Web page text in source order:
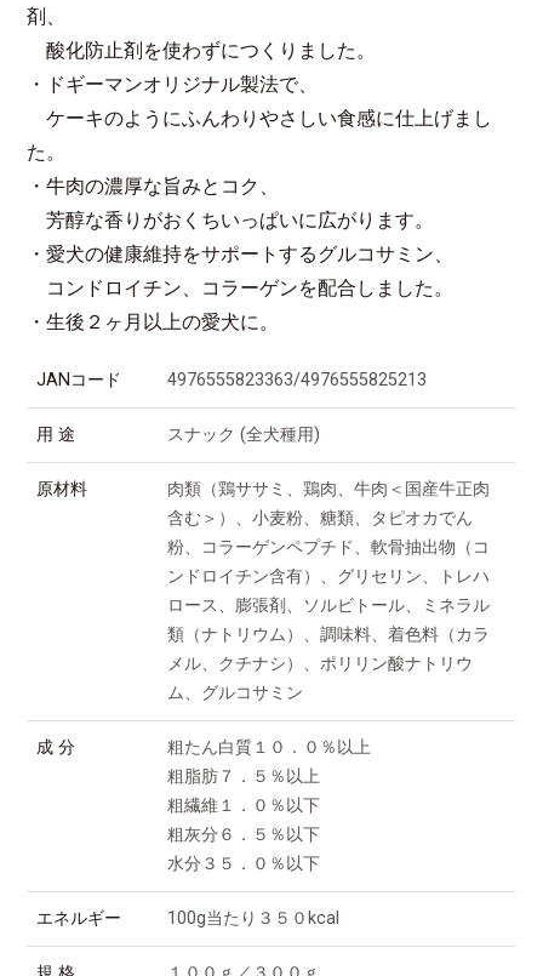
剤、
酸化防止剤を使わずにつくりました。
・ドギーマンオリジナル製法で、
ケーキのようにふんわりやさしい食感に仕上げまし
た。
・牛肉の濃厚な旨みとコク、
芳醇な香りがおくちいっぱいに広がります。
・愛犬の健康維持をサポートするグルコサミン、
コンドロイチン、コラーゲンを配合しました。
・生後２ヶ月以上の愛犬に。
JANコード 4976555823363/4976555825213
用 途 スナック (全犬種用)
原材料
肉類（鶏ササミ、鶏肉、牛肉＜国産牛正肉
含む＞）、小麦粉、糖類、タピオカでん
粉、コラーゲンペプチド、軟骨抽出物（コ
ンドロイチン含有）、グリセリン、トレハ
ロース、膨張剤、ソルビトール、ミネラル
類（ナトリウム）、調味料、着色料（カラ
メル、クチナシ）、ポリリン酸ナトリウ
ム、グルコサミン
成 分
粗たん白質１０．０％以上
粗脂肪７．５％以上
粗繊維１．０％以下
粗灰分６．５％以下
水分３５．０％以下
エネルギー 100g当たり３５０kcal